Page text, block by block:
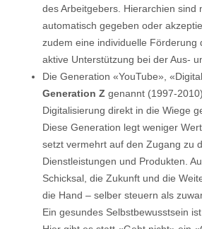
des Arbeitgebers. Hierarchien sind
automatisch gegeben oder
zudem eine individuelle Förderung
aktive Unterstützung bei der Aus-
Die Generation «YouTube»,
Generation Z genannt (1997-
Digitalisierung direkt in die Wiege
Diese Generation legt weniger
setzt vermehrt auf den Zugang zu
Dienstleistungen und Produkten.
Schicksal, die Zukunft und die
die Hand – selber steuern als
Ein gesundes Selbstbewusstsein